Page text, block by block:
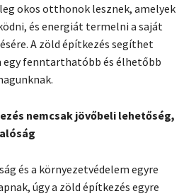
okos otthonok lesznek, amelyek
és energiát termelni a saját
A zöld építkezés segíthet
egy fenntarthatóbb és élhetőbb
nemcsak jövőbeli lehetőség,
és a környezetvédelem egyre
úgy a zöld építkezés egyre